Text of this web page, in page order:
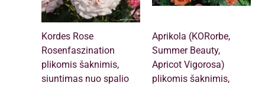
Kordes Rose
Rosenfaszination
plikomis šaknimis,
siuntimas nuo spalio
Aprikola (KORorbe,
Summer Beauty,
Apricot Vigorosa)
plikomis šaknimis,